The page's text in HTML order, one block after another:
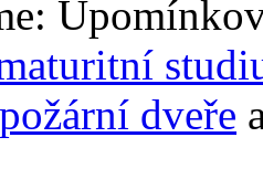
dveře